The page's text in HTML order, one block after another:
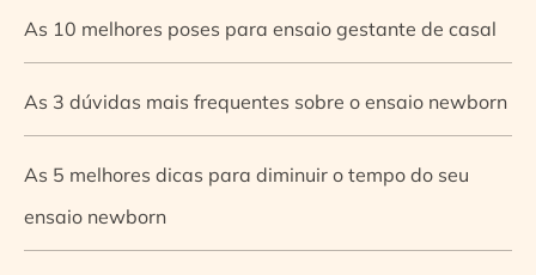
As 10 melhores poses para ensaio gestante de casal
As 3 dúvidas mais frequentes sobre o ensaio newborn
As 5 melhores dicas para diminuir o tempo do seu
ensaio newborn